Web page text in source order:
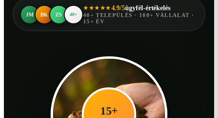
JM BK ZS 40+
★★★★★4.9/5ügyfél-értékelés
40+ TELEPÜLÉS · 100+ VÁLLALAT ·
15+ ÉV
15+